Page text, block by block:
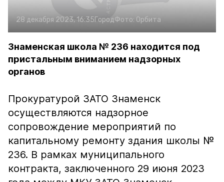
28 декабря 2023, 16:35ГородФото: Орбита
Знаменская школа № 236 находится под
пристальным вниманием надзорных
органов
Прокуратурой ЗАТО Знаменск
осуществляются надзорное
сопровождение мероприятий по
капитальному ремонту здания школы №
236. В рамках муниципального
контракта, заключенного 29 июня 2023